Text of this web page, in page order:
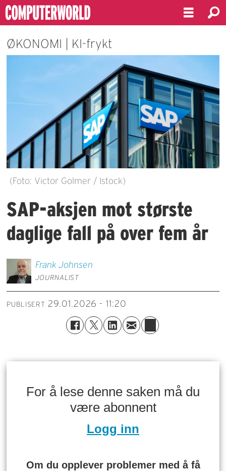
ØKONOMI | KI-frykt
(Foto: Victor Golmer / Istock)
SAP-aksjen mot største
daglige fall på over fem år
Frank Johnsen
JOURNALIST
PUBLISERT 29.01.2026 - 11:20
For å lese denne saken må du
være abonnent
Logg inn
Om du opplever problemer med å få